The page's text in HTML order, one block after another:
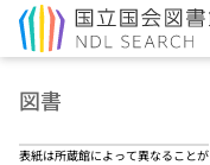
図書
表紙は所蔵館によって異なることが